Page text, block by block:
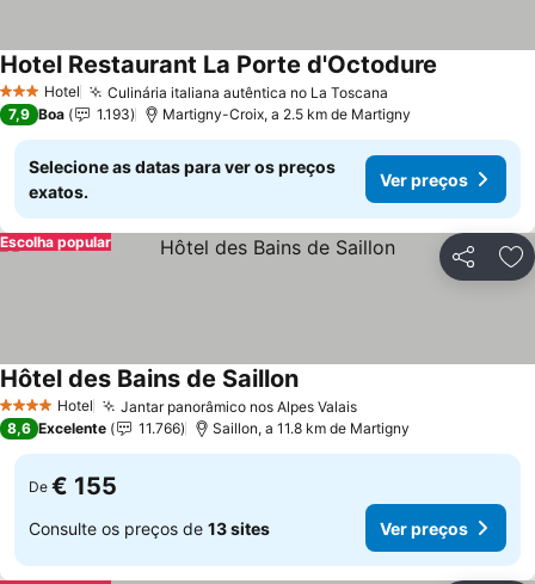
3 EstrelasHotel Culinária italiana autêntica no La Toscana
Hotel Restaurant La Porte d'Octodure
7,9 Boa 1.193 Martigny-Croix, a 2.5 km de Martigny
Selecione as datas para ver os preços
exatos.
Ver preços
Partilhar
Escolha popular
4 EstrelasHotel Jantar panorâmico nos Alpes Valais
Hôtel des Bains de Saillon
8,6 Excelente 11.766 Saillon, a 11.8 km de Martigny
De € 155
Consulte os preços de 13 sites Ver preços